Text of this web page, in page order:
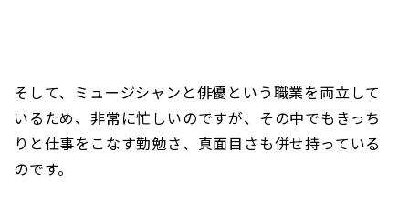
そして、ミュージシャンと俳優という職業を両立して
いるため、非常に忙しいのですが、その中でもきっち
りと仕事をこなす勤勉さ、真面目さも併せ持っている
のです。